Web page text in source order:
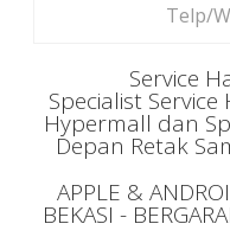
Telp/
Service
Specialist
Hypermall dan
Depan Retak
APPLE &
BEKASI -